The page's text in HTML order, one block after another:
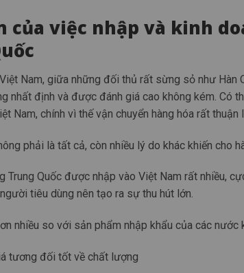
của việc nhập và kinh
Nam, giữa những đối thủ rất sừng sỏ như Hàn
nhất định và được đánh giá cao không kém. Có
Nam, chính vì thế vận chuyển hàng hóa rất thuận
phải là tất cả, còn nhiều lý do khác khiến cho
Trung Quốc được nhập vào Việt Nam rất nhiều,
tiêu dùng nên tạo ra sự thu hút lớn.
nhiều so với sản phẩm nhập khẩu của các
tương đối tốt về chất lượng